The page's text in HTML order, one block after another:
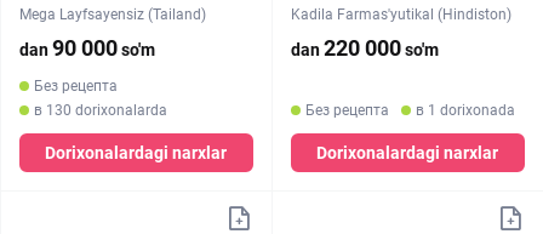
Mega Layfsayensiz (Tailand)
dan90 000so'm
Без рецепта
в 130 dorixonalarda
Dorixonalardagi narxlar
Kadila Farmas'yutikal (Hindiston)
dan220 000so'm
Без рецепта в 1 dorixonada
Dorixonalardagi narxlar